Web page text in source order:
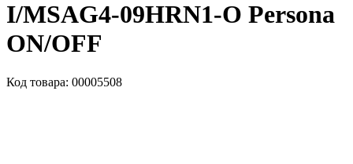
I/MSAG4-09HRN1-O Persona
ON/OFF
Код товара: 00005508